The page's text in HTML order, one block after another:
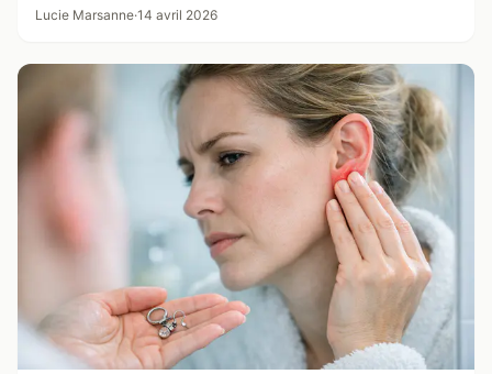
Lucie Marsanne·14 avril 2026